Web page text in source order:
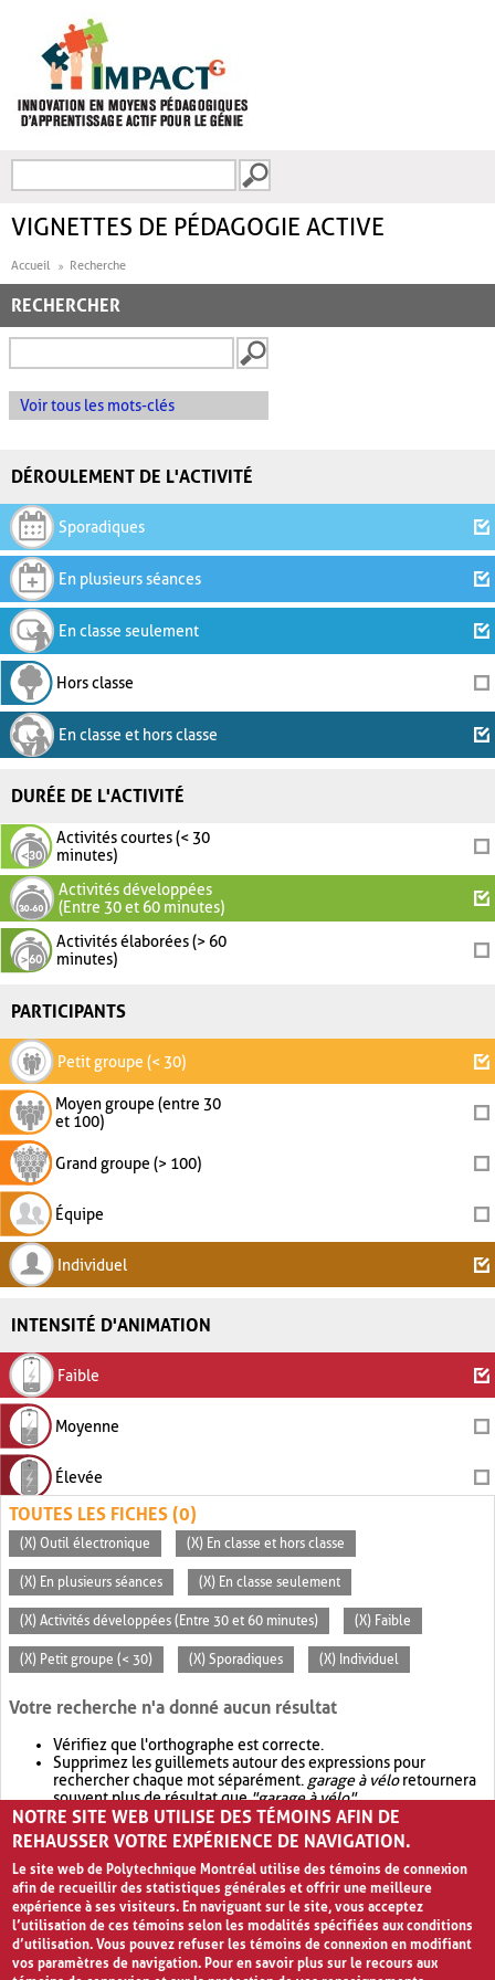
FORMULAIRE DE
VIGNETTES DE PÉDAGOGIE ACTIVE
Accueil Recherche
RECHERCHER
Voir tous les mots-clés
DÉROULEMENT DE L'ACTIVITÉ
Sporadiques
En plusieurs séances
En classe seulement
Hors classe
En classe et hors classe
DURÉE DE L'ACTIVITÉ
Activités courtes (< 30
minutes)
Activités développées
(Entre 30 et 60 minutes)
Activités élaborées (> 60
minutes)
PARTICIPANTS
Petit groupe (< 30)
Moyen groupe (entre 30
et 100)
Grand groupe (> 100)
Équipe
Individuel
INTENSITÉ D'ANIMATION
Faible
Moyenne
Élevée
TOUTES LES FICHES (0)
(X) Outil électronique (X) En classe et hors classe
(X) En plusieurs séances (X) En classe seulement
(X) Activités développées (Entre 30 et 60 minutes) (X) Faible
(X) Petit groupe (< 30) (X) Sporadiques (X) Individuel
Votre recherche n'a donné aucun résultat
Vérifiez que l'orthographe est correcte.
Supprimez les guillemets autour des expressions pour
rechercher chaque mot séparément. garage à véloretournera
souvent plus de résultat que"garage à vélo".
Envisagez d'élargir votre recherche avec OR.garage OR vélo
retournera souvent plus de résultat quegarage à vélo
NOTRE SITE WEB UTILISE DES TÉMOINS AFIN DE
REHAUSSER VOTRE EXPÉRIENCE DE NAVIGATION.
Le site web de Polytechnique Montréal utilise des témoins de connexion
afin de recueillir des statistiques générales et offrir une meilleure
expérience à ses visiteurs. En naviguant sur le site, vous acceptez
l’utilisation de ces témoins selon les modalités spécifiées aux conditions
d’utilisation. Vous pouvez refuser les témoins de connexion en modifiant
vos paramètres de navigation. Pour en savoir plus sur le recours aux